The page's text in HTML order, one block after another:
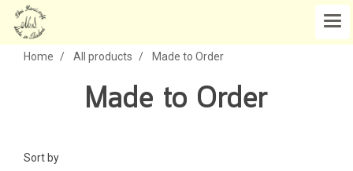
Home All products Made to Order
Made to Order
Sort by